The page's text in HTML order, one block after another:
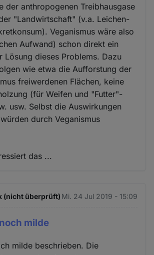
der anthropogenen Treibhausgase
"Landwirtschaft" (v.a. Leichen-
Veganismus wäre also
Aufwand) schon direkt ein
Lösung dieses Problems. Dazu
wie etwa die Aufforstung der
freiwerdenen Flächen, keine
(für Weifen und "Futter"-
usw. Selbst die Auswirkungen
durch Veganismus
das ...
(nicht überprüft) Mi. 24 Jul 2019 - 15:09
milde
milde beschrieben. Die